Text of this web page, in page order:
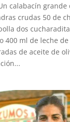
calabacín grande
crudas 50 de
dos
400 ml de leche
de aceite de